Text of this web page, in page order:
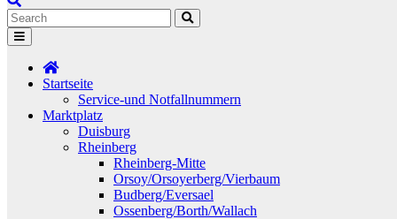
Startseite
Service-und Notfallnummern
Marktplatz
Duisburg
Rheinberg
Rheinberg-Mitte
Orsoy/Orsoyerberg/Vierbaum
Budberg/Eversael
Ossenberg/Borth/Wallach